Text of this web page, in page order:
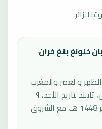
للزائر.
خلونغ بانغ فران،
والعصر والمغرب
والعشاء في بان خلونغ بانغ فران، تايلند بتاريخ الأحد، ٩
أغسطس ٢٠٢٦ الموافق 26 صفر 1448 هـ، مع الشروق